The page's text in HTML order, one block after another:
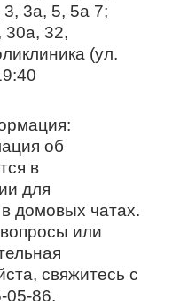
3а, 5, 5а 7;
30а, 32,
(ул.
об
в
для
домовых чатах.
или
свяжитесь с
05-86.